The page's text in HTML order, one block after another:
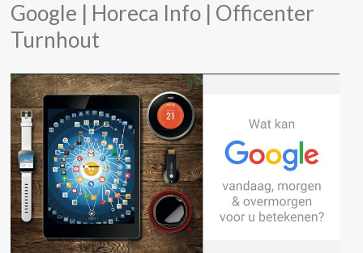
Google | Horeca Info | Officenter
Turnhout